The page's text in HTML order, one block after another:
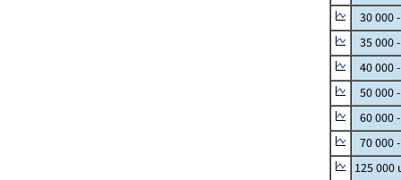
30 000
35 000
40 000
50 000
60 000
70 000
125